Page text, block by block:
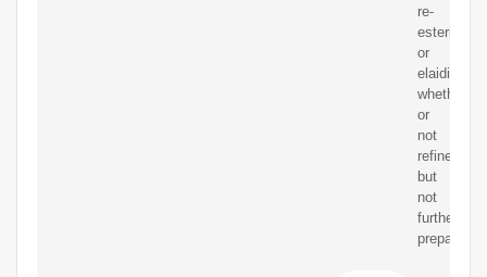
re-
esterified
or
elaidinised,
whether
or
not
refined,
but
not
further
prepared